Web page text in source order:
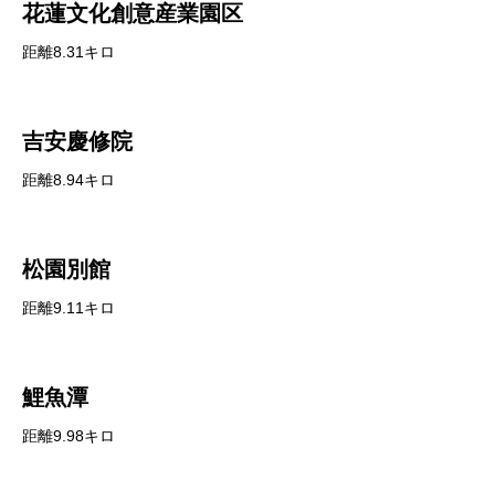
花蓮文化創意産業園区
距離8.31キロ
吉安慶修院
距離8.94キロ
松園別館
距離9.11キロ
鯉魚潭
距離9.98キロ